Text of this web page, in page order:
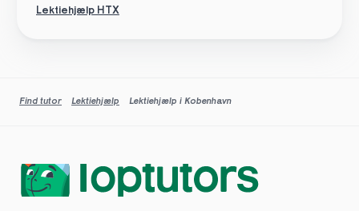
Lektiehjælp HTX
Find tutor Lektiehjælp Lektiehjælp i Kobenhavn